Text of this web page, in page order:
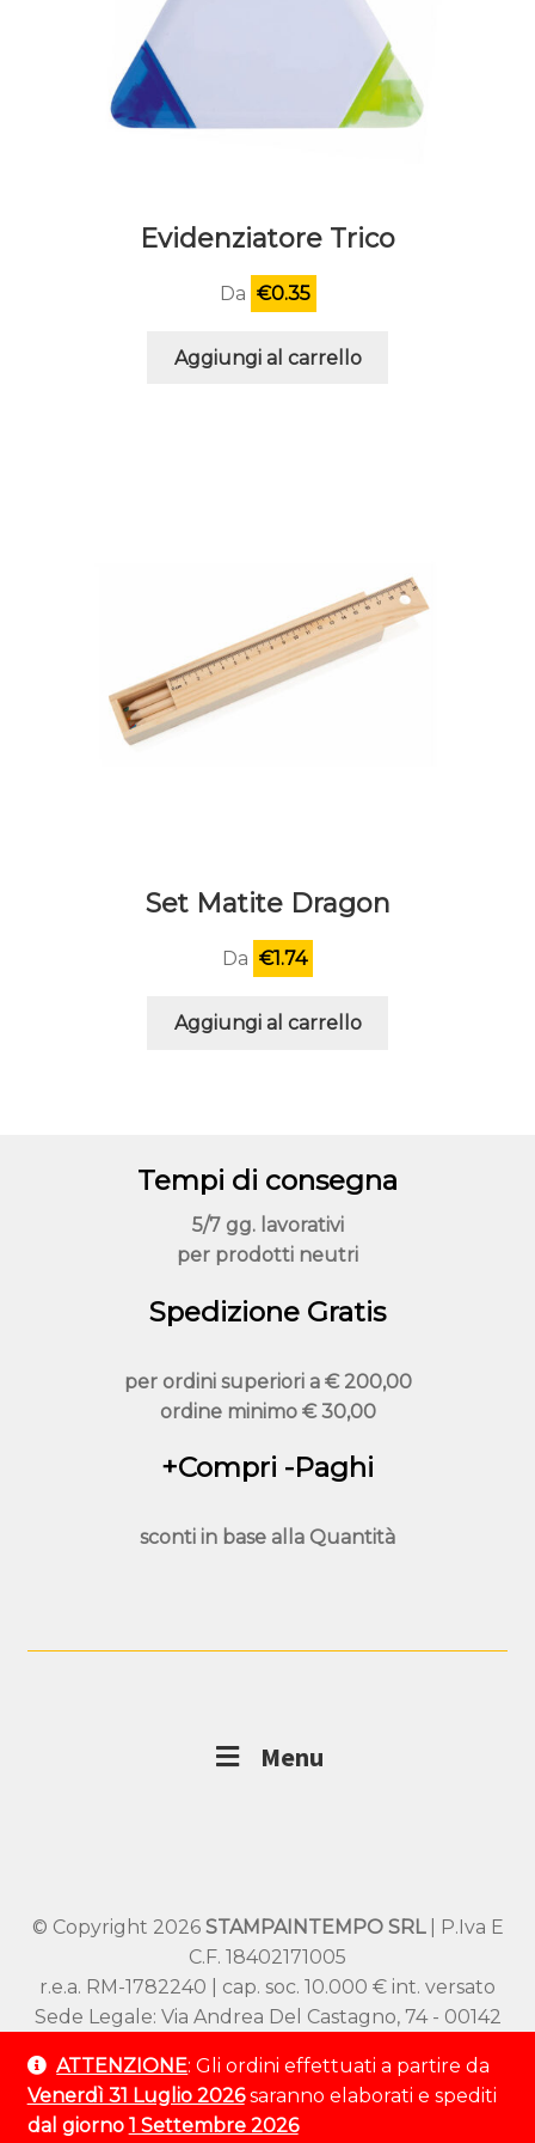
ATTENZIONE: Gli ordini effettuati a partire da
Venerdì 31 Luglio 2026saranno elaborati e spediti
dal giorno 1 Settembre 2026
Evidenziatore Trico
Da €0.35
Aggiungi al carrello
Set Matite Dragon
Da €1.74
Aggiungi al carrello
Tempi di consegna
5/7 gg. lavorativi
per prodotti neutri
Spedizione Gratis
per ordini superiori a € 200,00
ordine minimo€ 30,00
+Compri -Paghi
sconti in base alla Quantità
Menu
© Copyright 2026 STAMPAINTEMPO SRL| P.Iva E
C.F. 18402171005
r.e.a. RM-1782240 | cap. soc. 10.000 € int. versato
Sede Legale: Via Andrea Del Castagno, 74 - 00142
Sede Operativa: Viale SS Pietro e Paolo 54/A –
00144 Roma
Tel:+39 320 9529 802